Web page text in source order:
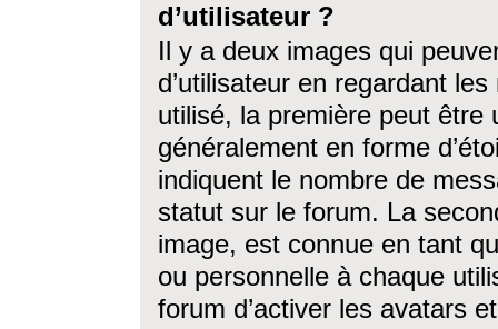
d’utilisateur ?
Il y a deux images qui
d’utilisateur en regardant
utilisé, la première peut être
généralement en forme
indiquent le nombre de
statut sur le forum. La
image, est connue en tant
ou personnelle à chaque
forum d’activer les avatars